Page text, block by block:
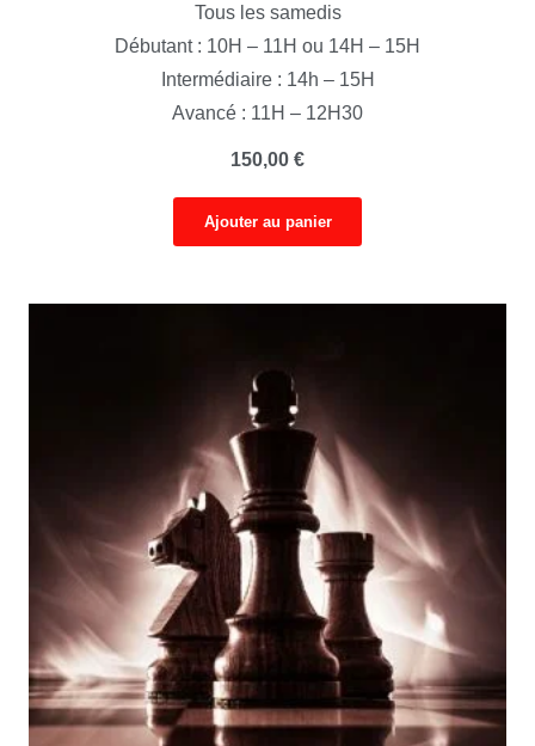
Tous les samedis
Débutant : 10H – 11H ou 14H – 15H
Intermédiaire : 14h – 15H
Avancé : 11H – 12H30
150,00 €
Ajouter au panier